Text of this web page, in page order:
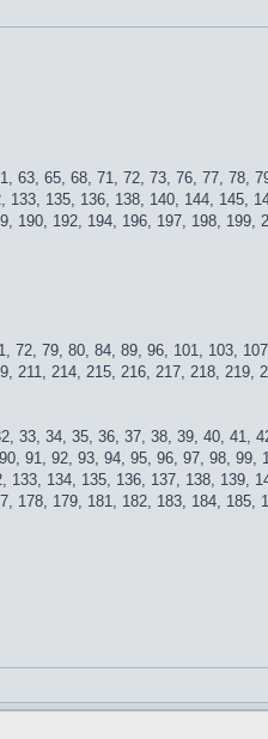
65, 68, 71, 72, 73, 76, 77, 78,
135, 136, 138, 140, 144, 145,
190, 192, 194, 196, 197, 198, 199,
79, 80, 84, 89, 96, 101, 103,
211, 214, 215, 216, 217, 218, 219,
34, 35, 36, 37, 38, 39, 40, 41,
91, 92, 93, 94, 95, 96, 97, 98, 99,
134, 135, 136, 137, 138, 139,
179, 181, 182, 183, 184,